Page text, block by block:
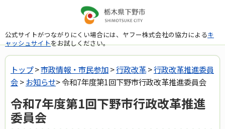
公式サイトがつながりにくい場合には、ヤフー株式会社の協力によるキ
ャッシュサイトをお試しください。
トップ>市政情報・市民参加>行政改革>行政改革推進委員
会>お知らせ> 令和7年度第1回下野市行政改革推進委員会
令和7年度第1回下野市行政改革推進
委員会